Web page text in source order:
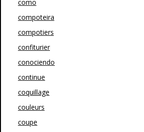
como
compoteira
compotiers
confiturier
conociendo
continue
coquillage
couleurs
coupe